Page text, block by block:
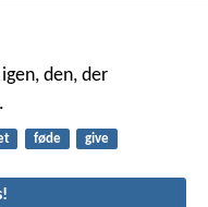
den, der
føde give